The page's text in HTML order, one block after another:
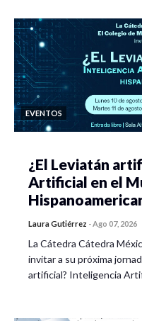
EVENTOS
¿El Leviatán
Artificial en el
Laura Gutiérrez - Ago 07, 2026
La Cátedra Cátedra
invitar a su próxima
artificial? Inteligencia